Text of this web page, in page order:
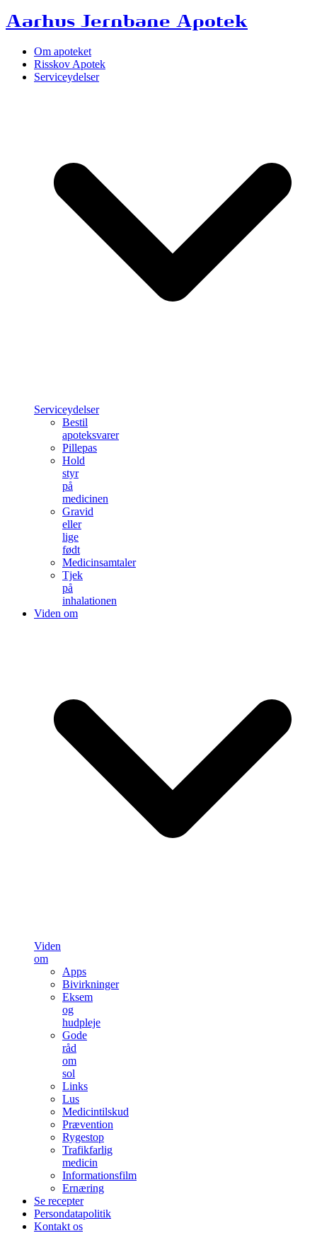
Aarhus Jernbane Apotek
Om apoteket
Risskov Apotek
Serviceydelser
Serviceydelser
Bestil
apoteksvarer
Pillepas
Hold
styr
på
medicinen
Gravid
eller
lige
født
Medicinsamtaler
Tjek
på
inhalationen
Viden om
Viden
om
Apps
Bivirkninger
Eksem
og
hudpleje
Gode
råd
om
sol
Links
Lus
Medicintilskud
Prævention
Rygestop
Trafikfarlig
medicin
Informationsfilm
Ernæring
Se recepter
Persondatapolitik
Kontakt os